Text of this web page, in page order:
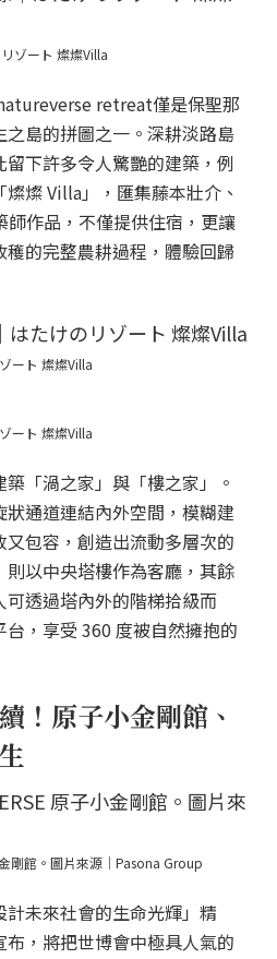
ゾート 燦燦Villa
retreat僅是保聖那
島的拼圖之一。深耕淡路島
下許多令人驚艷的建築，例
燦 Villa」，匯集藤本壯介、
師作品，不僅提供住宿，更讓
的完整農耕過程，體驗回歸
ート 燦燦Villa
ート 燦燦Villa
「渦之家」與「樓之家」。
狀通道連結內外空間，模糊建
包容，創造出流動多層次的
以中央塔樓作為客廳，其餘
透過塔內外的階梯拾級而
，享受 360 度被自然擁抱的
！原子小金剛館、
剛館。圖片來源｜Pasona Group
未來社會的生命光輝」精
，將把世博會中極具人氣的